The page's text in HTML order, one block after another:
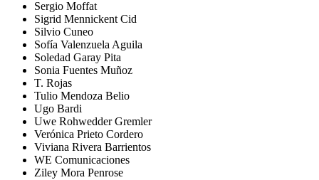
Sergio Moffat
Sigrid Mennickent Cid
Silvio Cuneo
Sofía Valenzuela Aguila
Soledad Garay Pita
Sonia Fuentes Muñoz
T. Rojas
Tulio Mendoza Belio
Ugo Bardi
Uwe Rohwedder Gremler
Verónica Prieto Cordero
Viviana Rivera Barrientos
WE Comunicaciones
Ziley Mora Penrose